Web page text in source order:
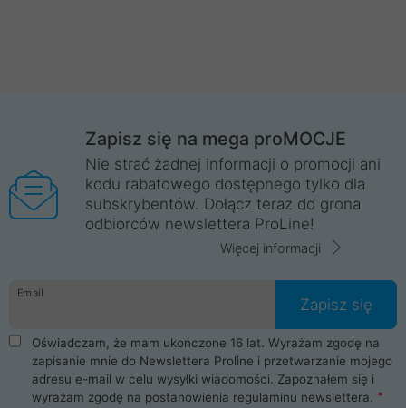
Zapisz się na mega proMOCJE
Nie strać żadnej informacji o promocji ani
kodu rabatowego dostępnego tylko dla
subskrybentów. Dołącz teraz do grona
odbiorców newslettera ProLine!
Więcej informacji
Email
Zapisz się
Oświadczam, że mam ukończone 16 lat. Wyrażam zgodę na
zapisanie mnie do Newslettera Proline i przetwarzanie mojego
adresu e-mail w celu wysyłki wiadomości. Zapoznałem się i
wyrażam zgodę na postanowienia regulaminu newslettera.